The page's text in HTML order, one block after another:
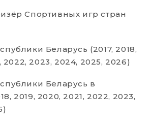
Спортивных игр стран
Беларусь (2017, 2018,
2022, 2023, 2024, 2025, 2026)
Беларусь в
2019, 2020, 2021, 2022, 2023,